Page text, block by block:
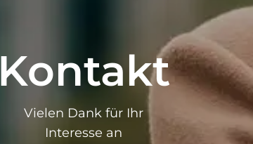
Kontakt
Vielen Dank für Ihr
Interesse an